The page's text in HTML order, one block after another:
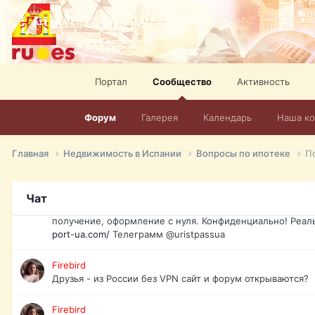
Портал Сообщество
Форум Галерея Календарь Наша
Активность
Главная Недвижимость в Испании Вопросы по ипотеке
Чат
спорт, HD. + Огромная видеотека + 10.000 фильмов и
сайта. Наш сайт: http://mir-tv.club/television-in-spain.html
David16
Книги
David16
Подскажите пожалуйста, как удалить свой аккаунт из
Юрист юа
получение, оформление с нуля. Конфиденциально!
port-ua.com/ Телеграмм @uristpassua
Firebird
Друзья - из России без VPN сайт и форум открываются?
Firebird